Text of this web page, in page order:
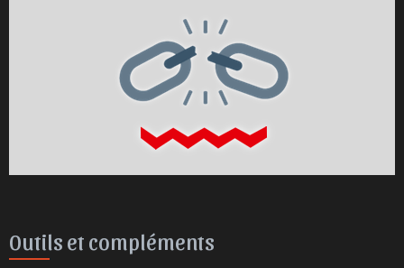
Outils et compléments